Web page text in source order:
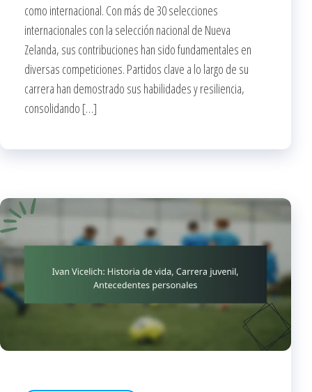
como internacional. Con más de 30 selecciones
internacionales con la selección nacional de Nueva
Zelanda, sus contribuciones han sido fundamentales en
diversas competiciones. Partidos clave a lo largo de su
carrera han demostrado sus habilidades y resiliencia,
consolidando […]